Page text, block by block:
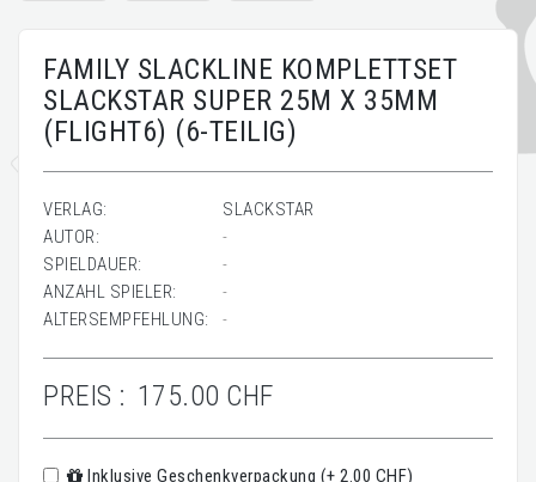
FAMILY SLACKLINE KOMPLETTSET
SLACKSTAR SUPER 25M X 35MM
(FLIGHT6) (6-TEILIG)
VERLAG:
SLACKSTAR
AUTOR:
-
SPIELDAUER:
-
ANZAHL SPIELER:
-
ALTERSEMPFEHLUNG:
-
PREIS : 175.00 CHF
Inklusive Geschenkverpackung (+ 2.00 CHF)